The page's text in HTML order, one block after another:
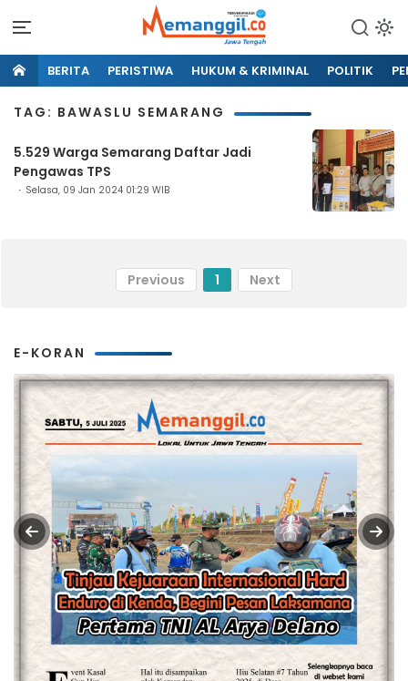
BERITA PERISTIWA HUKUM & KRIMINAL POLITIK
TAG: BAWASLU SEMARANG
5.529 Warga Semarang Daftar Jadi
Pengawas TPS
Selasa, 09 Jan 2024 01:29 WIB
Previous 1 Next
E-KORAN